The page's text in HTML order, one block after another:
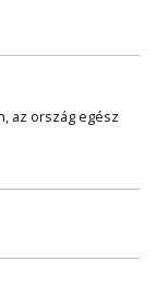
az ország egész